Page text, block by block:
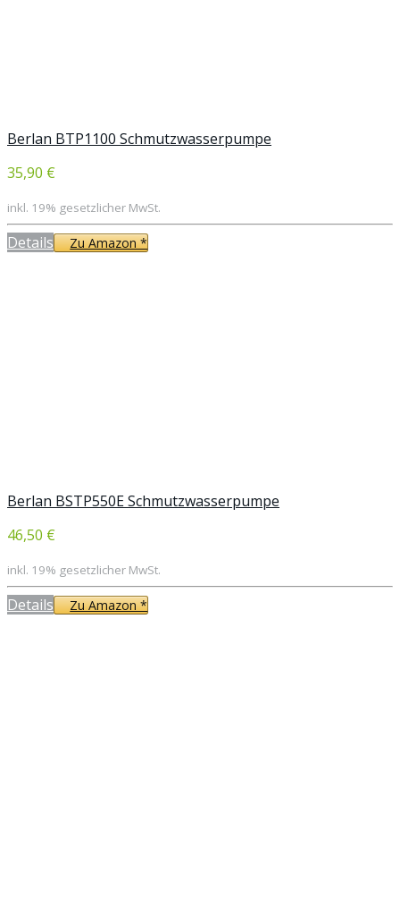
Berlan BTP1100 Schmutzwasserpumpe
35,90 €
inkl. 19% gesetzlicher MwSt.
Details Zu Amazon *
Berlan BSTP550E Schmutzwasserpumpe
46,50 €
inkl. 19% gesetzlicher MwSt.
Details Zu Amazon *